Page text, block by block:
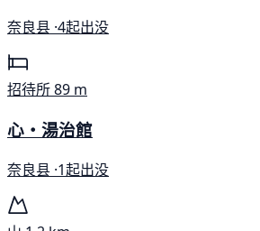
奈良县 ·4起出没
招待所89 m
心・湯治館
奈良县 ·1起出没